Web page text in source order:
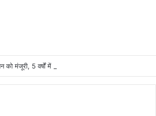
को मंजूरी, 5 वर्षों में 500 करोड़ रुपये होंगे खर्च